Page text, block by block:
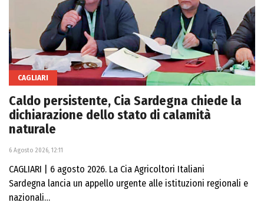
CAGLIARI
Caldo persistente, Cia Sardegna chiede la
dichiarazione dello stato di calamità
naturale
6 Agosto 2026, 12:11
CAGLIARI | 6 agosto 2026. La Cia Agricoltori Italiani
Sardegna lancia un appello urgente alle istituzioni regionali e
nazionali…